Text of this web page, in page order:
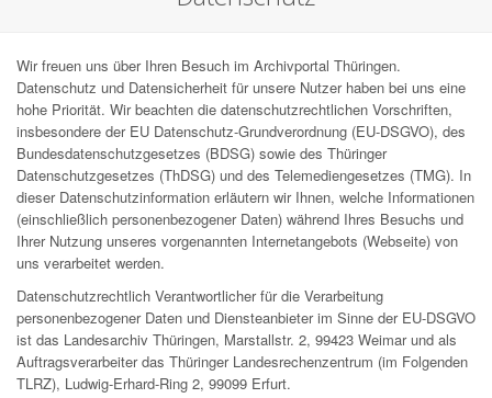
Wir freuen uns über Ihren Besuch im Archivportal Thüringen.
Datenschutz und Datensicherheit für unsere Nutzer haben bei uns eine
hohe Priorität. Wir beachten die datenschutzrechtlichen Vorschriften,
insbesondere der EU Datenschutz-Grundverordnung (EU-DSGVO), des
Bundesdatenschutzgesetzes (BDSG) sowie des Thüringer
Datenschutzgesetzes (ThDSG) und des Telemediengesetzes (TMG). In
dieser Datenschutzinformation erläutern wir Ihnen, welche Informationen
(einschließlich personenbezogener Daten) während Ihres Besuchs und
Ihrer Nutzung unseres vorgenannten Internetangebots (Webseite) von
uns verarbeitet werden.
Datenschutzrechtlich Verantwortlicher für die Verarbeitung
personenbezogener Daten und Diensteanbieter im Sinne der EU-DSGVO
ist das Landesarchiv Thüringen, Marstallstr. 2, 99423 Weimar und als
Auftragsverarbeiter das Thüringer Landesrechenzentrum (im Folgenden
TLRZ), Ludwig-Erhard-Ring 2, 99099 Erfurt.